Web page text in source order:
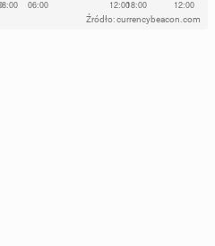
Źródło: currencybeacon.com